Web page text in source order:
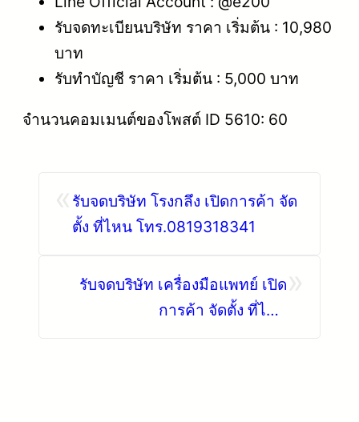
รับจดทะเบียนบริษัท ราคา เริ่มต้น : 10,980
บาท
รับทำบัญชี ราคา เริ่มต้น : 5,000 บาท
จำนวนคอมเมนต์ของโพสต์ ID 5610: 60
รับจดบริษัท โรงกลึง เปิดการค้า จัด
ตั้ง ที่ไหน โทร.0819318341
รับจดบริษัท เครื่องมือแพทย์ เปิด
การค้า จัดตั้ง ที่ไหน